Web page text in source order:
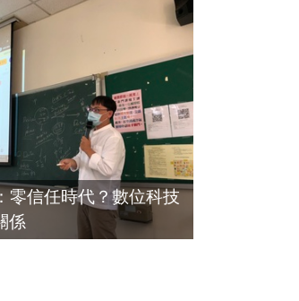
零信任時代？數位科技
係